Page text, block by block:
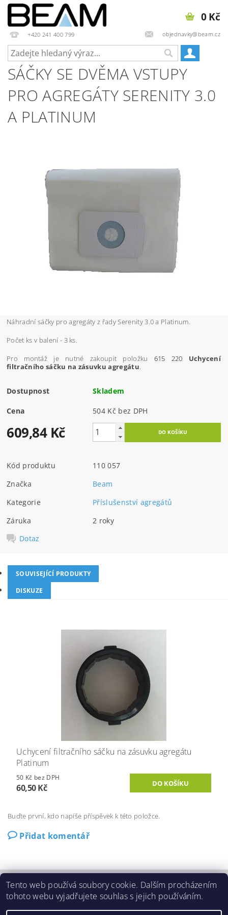
+420 241 400 799 objednavky@beam.cz
0 Kč
SÁČKY SE DVĚMA VSTUPY
PRO AGREGÁTY SERENITY 3.0
A PLATINUM
Náhradní sáčky pro agregáty z řady Serenity 3.0 a Platinum.
Počet ks v balení - 3 ks.
Pro montáž je nutné zakoupit položku 615 220 Uchycení
filtračního sáčku na zásuvku agregátu
Dostupnost Skladem
Cena 504 Kč bez DPH
609,84 Kč
Kód produktu
110 057
Značka
Beam
Kategorie
Příslušenství agregátů
Záruka
2 roky
Dotaz
SOUVISEJÍCÍ PRODUKTY
DISKUZE
Uchycení filtračního sáčku na zásuvku agregátu
Platinum
50 Kč bez DPH
60,50 Kč
Buďte první, kdo napíše příspěvek k této položce.
Přidat komentář
O Beam | Ochrana osobních údajů (GDPR) |
Povinné údaje o firmě dle Zákona 90/2012 Sb.
Tento web používá soubory cookie. Dalším procházením
tohoto webu vyjadřujete souhlas s jejich používáním.